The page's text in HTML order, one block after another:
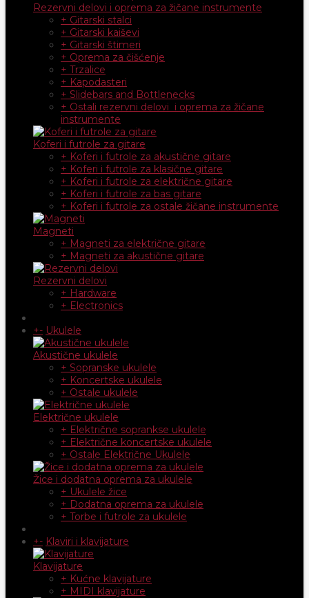
Rezervni delovi i oprema za žičane instrumente
+ Gitarski stalci
+ Gitarski kaiševi
+ Gitarski štimeri
+ Oprema za čišćenje
+ Trzalice
+ Kapodasteri
+ Slidebars and Bottlenecks
+ Ostali rezervni delovi i oprema za žičane
instrumente
Koferi i futrole za gitare
+ Koferi i futrole za akustične gitare
+ Koferi i futrole za klasične gitare
+ Koferi i futrole za električne gitare
+ Koferi i futrole za bas gitare
+ Koferi i futrole za ostale žičane instrumente
Magneti
+ Magneti za električne gitare
+ Magneti za akustične gitare
Rezervni delovi
+ Hardware
+ Electronics
+- Ukulele
Akustične ukulele
+ Sopranske ukulele
+ Koncertske ukulele
+ Ostale ukulele
Električne ukulele
+ Električne soprankse ukulele
+ Električne koncertske ukulele
+ Ostale Električne Ukulele
Žice i dodatna oprema za ukulele
+ Ukulele žice
+ Dodatna oprema za ukulele
+ Torbe i futrole za ukulele
+- Klaviri i klavijature
Klavijature
+ Kućne klavijature
+ MIDI klavijature